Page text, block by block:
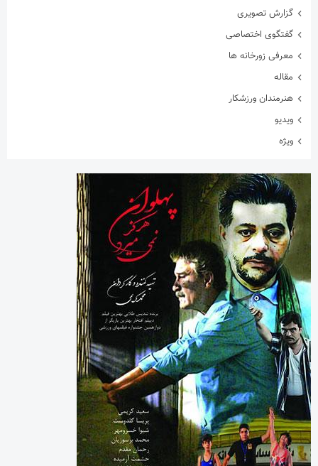
گزارش تصویری
گفتگوی اختصاصی
معرفی زورخانه ها
مقاله
هنرمندان ورزشکار
ویدیو
ویژه